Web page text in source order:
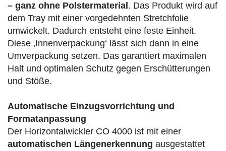
– ganz ohne Polstermaterial . Das Produkt wird auf
dem Tray mit einer vorgedehnten Stretchfolie
umwickelt. Dadurch entsteht eine feste Einheit.
Diese ‚Innenverpackung‘ lässt sich dann in eine
Umverpackung setzen. Das garantiert maximalen
Halt und optimalen Schutz gegen Erschütterungen
und Stöße.
Automatische Einzugsvorrichtung und
Formatanpassung
Der Horizontalwickler CO 4000 ist mit einer
automatischen Längenerkennung ausgestattet